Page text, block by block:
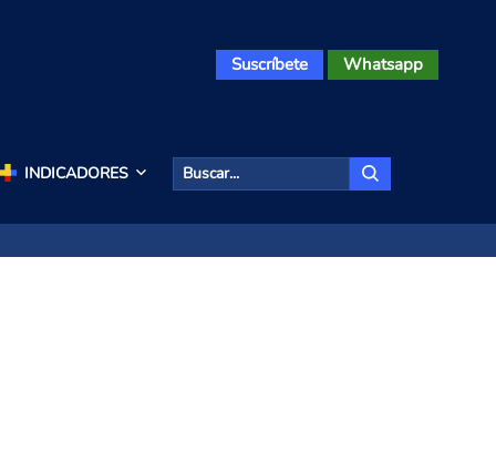
Suscríbete Whatsapp
INDICADORES